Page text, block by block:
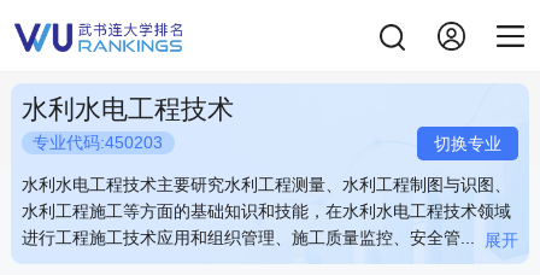
水利水电工程技术
专业代码:450203 切换专业
水利水电工程技术主要研究水利工程测量、水利工程制图与识图、
水利工程施工等方面的基础知识和技能，在水利水电工程技术领域
进行工程施工技术应用和组织管理、施工质量监控、安全管...
水利水电工程技术主要研究水利工程测量、水利工程制图与识图、
展开
水利水电工程技术主要研究水利工程测量、水利工程制图与识图、
水利工程施工等方面的基础知识和技能，在水利水电工程技术领域
进行工程施工技术应用和组织管理、施工质量监控、安全管...
水利水电工程技术主要研究水利工程测量、水利工程制图与识图、
展开